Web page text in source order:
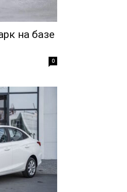
на базе
0